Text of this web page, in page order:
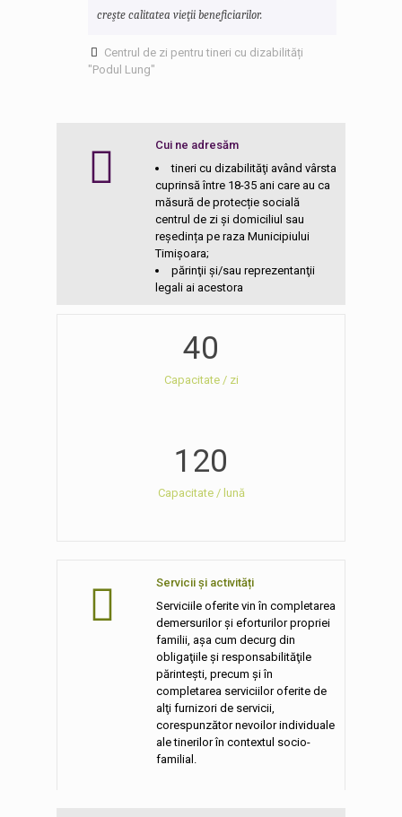
creşte calitatea vieţii beneficiarilor.
Centrul de zi pentru tineri cu dizabilități
"Podul Lung"
Cui ne adresăm
tineri cu dizabilităţi având vârsta
cuprinsă între 18-35 ani care au ca
măsură de protecție socială
centrul de zi și domiciliul sau
reședința pe raza Municipiului
Timișoara;
părinţii și/sau reprezentanţii
legali ai acestora
40
Capacitate / zi
120
Capacitate / lună
Servicii și activități
Serviciile oferite vin în completarea
demersurilor şi eforturilor propriei
familii, aşa cum decurg din
obligaţiile şi responsabilităţile
părinteşti, precum şi în
completarea serviciilor oferite de
alţi furnizori de servicii,
corespunzător nevoilor individuale
ale tinerilor în contextul socio-
familial.